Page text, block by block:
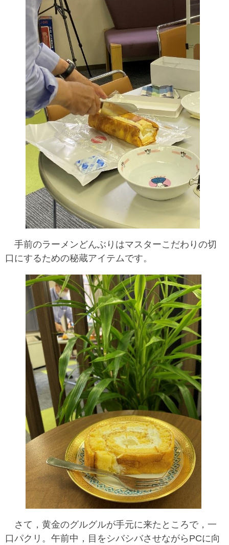
手前のラーメンどんぶりはマスターこだわりの切
口にするための秘蔵アイテムです。
さて，黄金のグルグルが手元に来たところで，一
口パクリ。午前中，目をシバシバさせながらPCに向